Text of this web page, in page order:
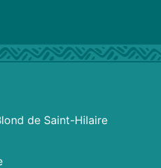
de Saint-Hilaire